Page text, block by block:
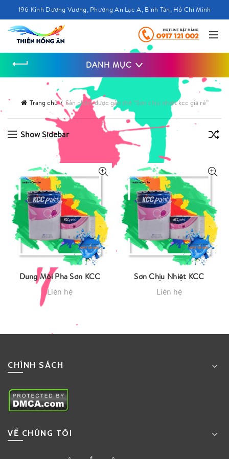
196 Kinh Dương Vương, Phường An Lạc A, Bình Tân, Hồ Chí Minh
DANH MỤC
Trang chủ Sản phẩm được gắn thẻ “Sơn chịu nhiệt kcc giá rẻ”
Show Sidebar
Dung Môi Pha Sơn KCC
Liên hệ
Sơn Chịu Nhiệt KCC
Liên hệ
CHÍNH SÁCH
VỀ CHÚNG TÔI